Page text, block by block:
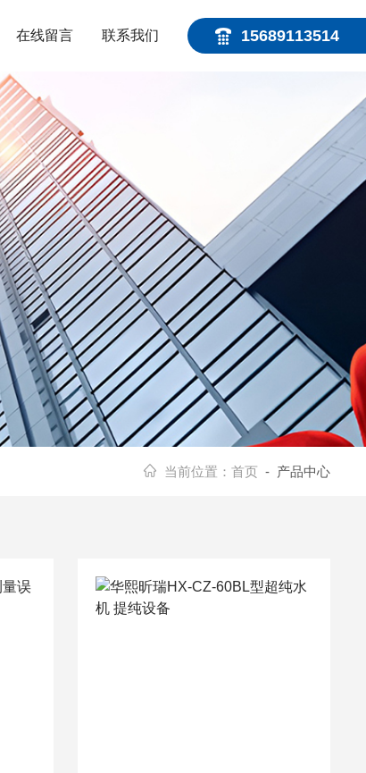
15689113514
在线留言 联系我们
当前位置： 首页 - 产品中心